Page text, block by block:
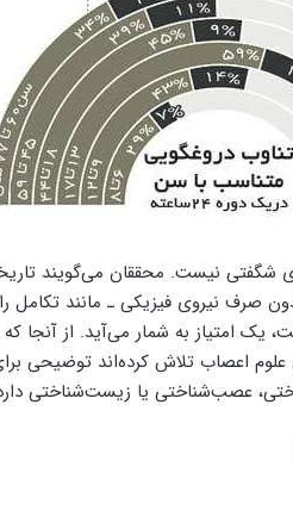
شگفتی نیست. محققان می‌گویند
صرف نیروی فیزیکی ـ مانند تکامل
یک امتیاز به شمار می‌آید. از
اعصاب تلاش کرده‌اند توضیحی
عصب‌شناختی یا زیست‌شناختی